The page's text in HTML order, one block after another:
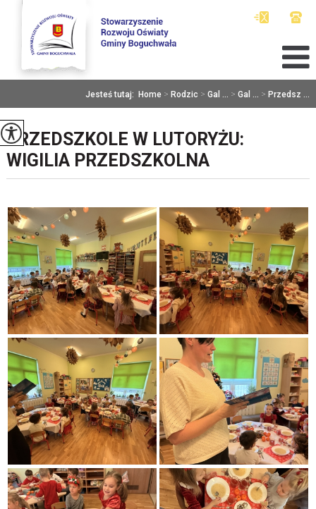
Jesteś tutaj: Home > Rodzic > Gal ... > Gal ... > Przedsz ...
PRZEDSZKOLE W LUTORYŻU:
WIGILIA PRZEDSZKOLNA